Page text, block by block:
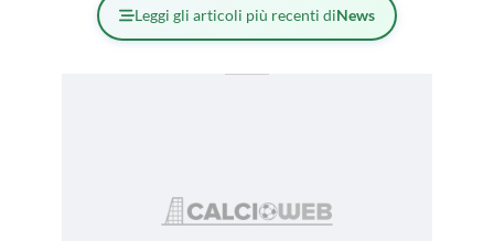
Leggi gli articoli più recenti diNews